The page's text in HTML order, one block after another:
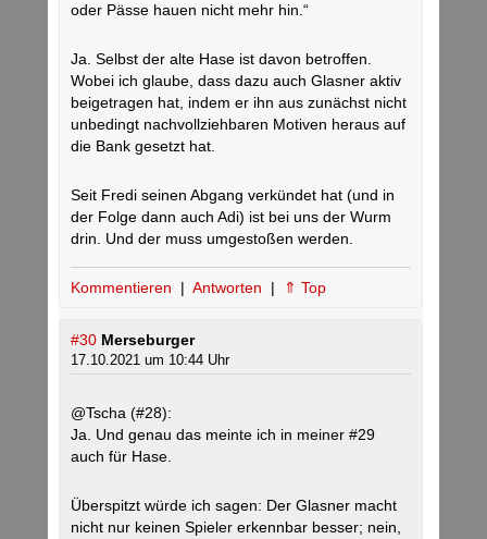
oder Pässe hauen nicht mehr hin.“
Ja. Selbst der alte Hase ist davon betroffen.
Wobei ich glaube, dass dazu auch Glasner aktiv
beigetragen hat, indem er ihn aus zunächst nicht
unbedingt nachvollziehbaren Motiven heraus auf
die Bank gesetzt hat.
Seit Fredi seinen Abgang verkündet hat (und in
der Folge dann auch Adi) ist bei uns der Wurm
drin. Und der muss umgestoßen werden.
Kommentieren | Antworten | ⇑ Top
#30 Merseburger
17.10.2021 um 10:44 Uhr
@Tscha (#28):
Ja. Und genau das meinte ich in meiner #29
auch für Hase.
Überspitzt würde ich sagen: Der Glasner macht
nicht nur keinen Spieler erkennbar besser; nein,